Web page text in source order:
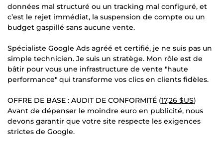
données mal structuré ou un tracking mal configuré, et
c’est le rejet immédiat, la suspension de compte ou un
budget gaspillé sans aucune vente.
Spécialiste Google Ads agréé et certifié, je ne suis pas un
simple technicien. Je suis un stratège. Mon rôle est de
bâtir pour vous une infrastructure de vente "haute
performance" qui transforme vos clics en clients fidèles.
OFFRE DE BASE : AUDIT DE CONFORMITÉ (17,26 $US)
Avant de dépenser le moindre euro en publicité, nous
devons garantir que votre site respecte les exigences
strictes de Google.